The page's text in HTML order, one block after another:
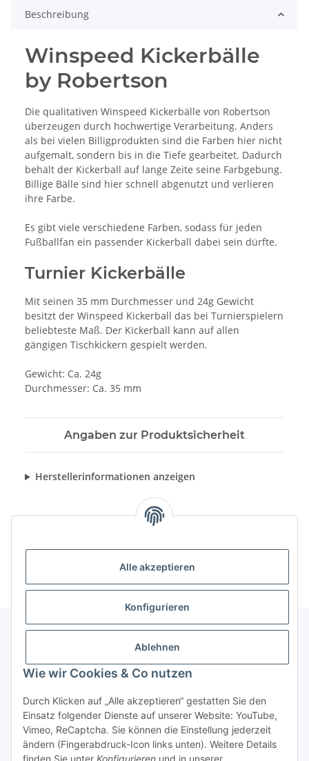
Alle akzeptieren
Konfigurieren
Ablehnen
Wie wir Cookies & Co nutzen
Durch Klicken auf „Alle akzeptieren“ gestatten Sie den
Einsatz folgender Dienste auf unserer Website: YouTube,
Vimeo, ReCaptcha. Sie können die Einstellung jederzeit
ändern (Fingerabdruck-Icon links unten). Weitere Details
finden Sie unter Konfigurieren und in unserer
Beschreibung
Winspeed Kickerbälle
by Robertson
Die qualitativen Winspeed Kickerbälle von Robertson
überzeugen durch hochwertige Verarbeitung. Anders
als bei vielen Billigprodukten sind die Farben hier nicht
aufgemalt, sondern bis in die Tiefe gearbeitet. Dadurch
behält der Kickerball auf lange Zeite seine Farbgebung.
Billige Bälle sind hier schnell abgenutzt und verlieren
ihre Farbe.
Es gibt viele verschiedene Farben, sodass für jeden
Fußballfan ein passender Kickerball dabei sein dürfte.
Turnier Kickerbälle
Mit seinen 35 mm Durchmesser und 24g Gewicht
besitzt der Winspeed Kickerball das bei Turnierspielern
beliebteste Maß. Der Kickerball kann auf allen
gängigen Tischkickern gespielt werden.
Gewicht: Ca. 24g
Durchmesser: Ca. 35 mm
Angaben zur Produktsicherheit
Herstellerinformationen anzeigen
Gesetzliche Informationen
Vertrag widerrufen